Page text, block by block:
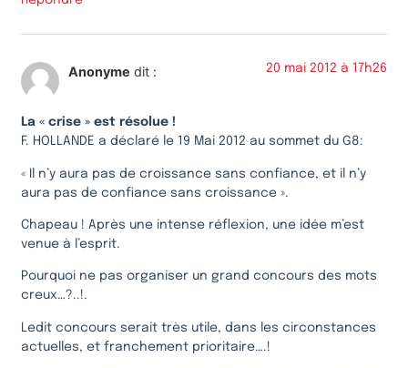
Anonyme dit : 20 mai 2012 à 17h26
La « crise » est résolue !
F. HOLLANDE a déclaré le 19 Mai 2012 au sommet du G8:
« Il n’y aura pas de croissance sans confiance, et il n’y
aura pas de confiance sans croissance ».
Chapeau ! Après une intense réflexion, une idée m’est
venue à l’esprit.
Pourquoi ne pas organiser un grand concours des mots
creux…?..!.
Ledit concours serait très utile, dans les circonstances
actuelles, et franchement prioritaire….!